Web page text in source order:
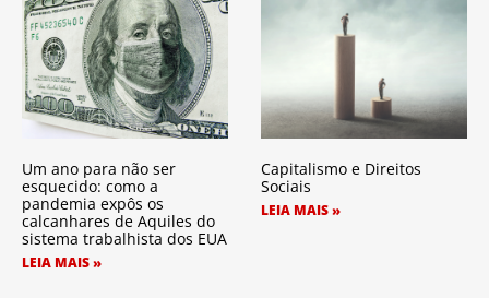
Um ano para não ser
esquecido: como a
pandemia expôs os
calcanhares de Aquiles do
sistema trabalhista dos EUA
LEIA MAIS »
Capitalismo e Direitos
Sociais
LEIA MAIS »